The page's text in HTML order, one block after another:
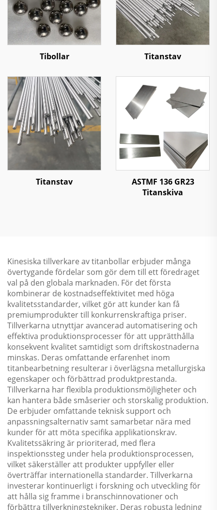
Tibollar Titanstav
Titanstav
ASTMF 136 GR23
Titanskiva
Kinesiska tillverkare av titanbollar erbjuder många
övertygande fördelar som gör dem till ett föredraget
val på den globala marknaden. För det första
kombinerar de kostnadseffektivitet med höga
kvalitetsstandarder, vilket gör att kunder kan få
premiumprodukter till konkurrenskraftiga priser.
Tillverkarna utnyttjar avancerad automatisering och
effektiva produktionsprocesser för att upprätthålla
konsekvent kvalitet samtidigt som driftskostnaderna
minskas. Deras omfattande erfarenhet inom
titanbearbetning resulterar i överlägsna metallurgiska
egenskaper och förbättrad produktprestanda.
Tillverkarna har flexibla produktionsmöjligheter och
kan hantera både småserier och storskalig produktion.
De erbjuder omfattande teknisk support och
anpassningsalternativ samt samarbetar nära med
kunder för att möta specifika applikationskrav.
Kvalitetssäkring är prioriterad, med flera
inspektionssteg under hela produktionsprocessen,
vilket säkerställer att produkter uppfyller eller
överträffar internationella standarder. Tillverkarna
investerar kontinuerligt i forskning och utveckling för
att hålla sig framme i branschinnovationer och
förbättra tillverkningstekniker. Deras robusta ledning